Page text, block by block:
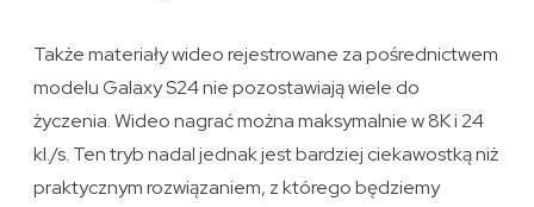
Także materiały wideo rejestrowane za pośrednictwem
modelu Galaxy S24 nie pozostawiają wiele do
życzenia. Wideo nagrać można maksymalnie w 8K i 24
kl./s. Ten tryb nadal jednak jest bardziej ciekawostką niż
praktycznym rozwiązaniem, z którego będziemy